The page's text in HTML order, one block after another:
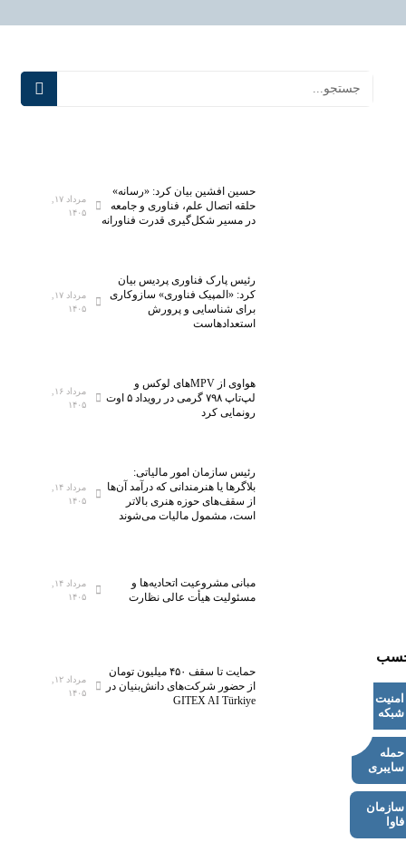
امنیت
شبکه
حمله
سایبری
سازمان
فاوا
حسین افشین بیان کرد: «رسانه»
حلقه اتصال علم، فناوری و جامعه
در مسیر شکل‌گیری قدرت فناورانه
۱۴۰۵
رئیس پارک فناوری پردیس بیان
کرد: «المپیک فناوری» سازوکاری
برای شناسایی و پرورش
استعدادهاست
۱۴۰۵
هواوی از MPVهای لوکس و
لپ‌تاپ ۷۹۸ گرمی در رویداد ۵ اوت
رونمایی کرد
۱۴۰۵
رئیس سازمان امور مالیاتی:
بلاگر‌ها یا هنرمندانی که درآمد آن‌ها
از سقف‌های حوزه هنری بالاتر
است، مشمول مالیات می‌شوند
۱۴۰۵
مبانی مشروعیت اتحادیه‌ها و
مسئولیت هیأت عالی نظارت
۱۴۰۵
حمایت تا سقف ۴۵۰ میلیون تومان
از حضور شرکت‌های دانش‌بنیان در
GITEX AI Türkiye
۱۴۰۵